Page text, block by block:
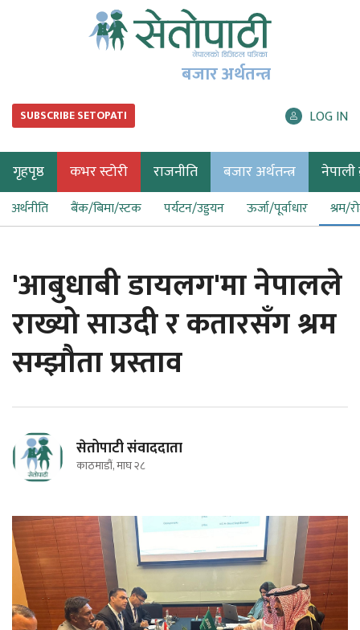
बजार अर्थतन्त्र
SUBSCRIBE SETOPATI LOG IN
गृहपृष्ठ कभर स्टोरी राजनीति बजार अर्थतन्त्र नेपाली
अर्थनीति बैंक/बिमा/स्टक पर्यटन/उड्डयन ऊर्जा/पूर्वाधार श्रम/
'आबुधाबी डायलग'मा नेपालले
राख्यो साउदी र कतारसँग श्रम
सम्झौता प्रस्ताव
सेतोपाटी संवाददाता
काठमाडौं, माघ २८